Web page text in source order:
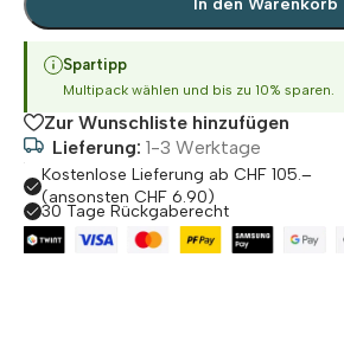
In den Warenkorb
Spartipp
Multipack wählen und bis zu 10% sparen.
Zur Wunschliste hinzufügen
Lieferung: 1-3 Werktage
Kostenlose Lieferung ab CHF 105.–
(ansonsten CHF 6.90)
30 Tage Rückgaberecht